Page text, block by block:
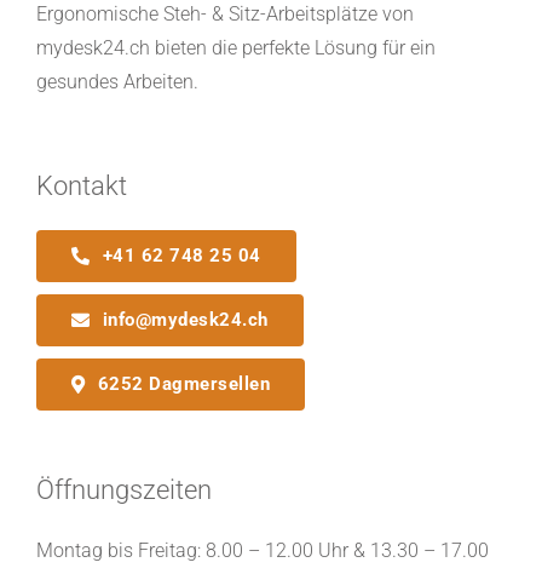
Ergonomische Steh- & Sitz-Arbeitsplätze von
mydesk24.ch bieten die perfekte Lösung für ein
gesundes Arbeiten.
Kontakt
+41 62 748 25 04
info@mydesk24.ch
6252 Dagmersellen
Öffnungszeiten
Montag bis Freitag: 8.00 – 12.00 Uhr & 13.30 – 17.00